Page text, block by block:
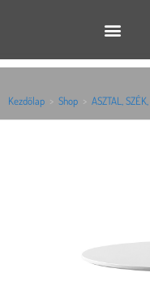
Kezdőlap > Shop > ASZTAL,